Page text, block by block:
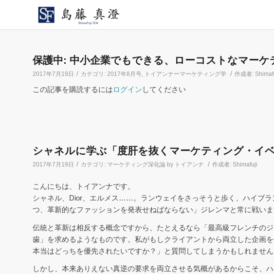
保護中: 中小企業でもできる、ローコストなマーケ
2017年7月19日 / カテゴリ: 2017年8月号, トイアンナーマーケティング学 / 作成者:
この記事を購読するにはログイン してください
シャネルに学ぶ「度肝を抜くマーケティング・イ
2017年7月19日 / カテゴリ: マーケティング深化論 by トイアンナ / 作成者: Shimafuji
こんにちは、トイアンナです。
シャネル、Dior、エルメス……。ランウェイをさっそうと歩く、ハイブラ
つ、革新的なファッションを発表せねばならない」ジレンマと常に戦いま
伝統と革新は相反する概念ですから、たとえるなら「最高級フレンチの
歯」を求めるようなものです。私がもしクライアントから両立した企画
本当はどっちを優先されたいですか？」と質問してしまうかもしれません
しかし、本来ありえない真逆の要求を両立させる気概があるからこそ、